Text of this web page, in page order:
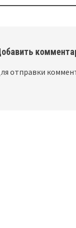
отправки